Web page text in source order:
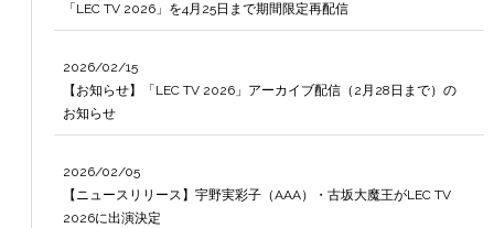
「LEC TV 2026」を4月25日まで期間限定再配信
2026/02/15
【お知らせ】「LEC TV 2026」アーカイブ配信（2月28日まで）の
お知らせ
2026/02/05
【ニュースリリース】宇野実彩子（AAA）・古坂大魔王がLEC TV
2026に出演決定